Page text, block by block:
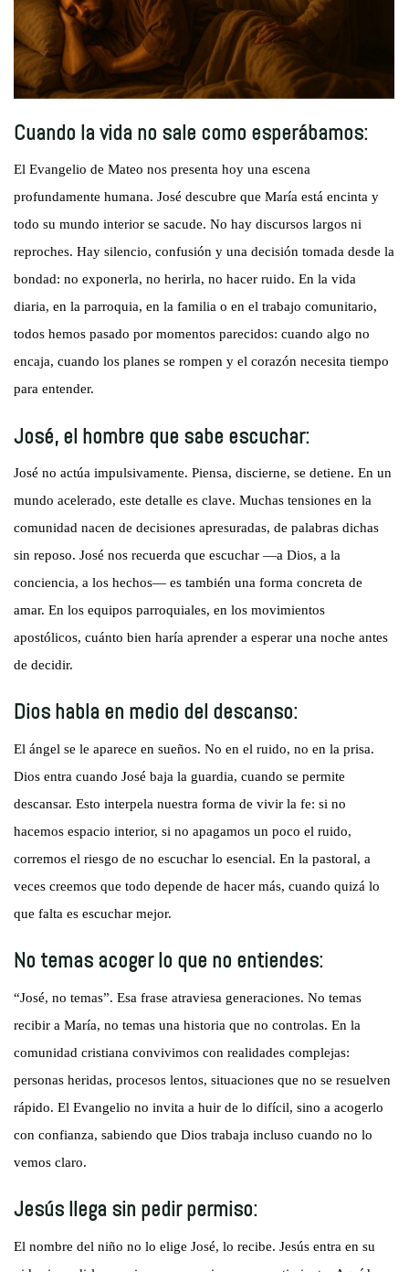
Cuando la vida no sale como esperábamos:
El Evangelio de Mateo nos presenta hoy una escena
profundamente humana. José descubre que María está encinta y
todo su mundo interior se sacude. No hay discursos largos ni
reproches. Hay silencio, confusión y una decisión tomada desde la
bondad: no exponerla, no herirla, no hacer ruido. En la vida
diaria, en la parroquia, en la familia o en el trabajo comunitario,
todos hemos pasado por momentos parecidos: cuando algo no
encaja, cuando los planes se rompen y el corazón necesita tiempo
para entender.
José, el hombre que sabe escuchar:
José no actúa impulsivamente. Piensa, discierne, se detiene. En un
mundo acelerado, este detalle es clave. Muchas tensiones en la
comunidad nacen de decisiones apresuradas, de palabras dichas
sin reposo. José nos recuerda que escuchar —a Dios, a la
conciencia, a los hechos— es también una forma concreta de
amar. En los equipos parroquiales, en los movimientos
apostólicos, cuánto bien haría aprender a esperar una noche antes
de decidir.
Dios habla en medio del descanso:
El ángel se le aparece en sueños. No en el ruido, no en la prisa.
Dios entra cuando José baja la guardia, cuando se permite
descansar. Esto interpela nuestra forma de vivir la fe: si no
hacemos espacio interior, si no apagamos un poco el ruido,
corremos el riesgo de no escuchar lo esencial. En la pastoral, a
veces creemos que todo depende de hacer más, cuando quizá lo
que falta es escuchar mejor.
No temas acoger lo que no entiendes:
“José, no temas”. Esa frase atraviesa generaciones. No temas
recibir a María, no temas una historia que no controlas. En la
comunidad cristiana convivimos con realidades complejas:
personas heridas, procesos lentos, situaciones que no se resuelven
rápido. El Evangelio no invita a huir de lo difícil, sino a acogerlo
con confianza, sabiendo que Dios trabaja incluso cuando no lo
vemos claro.
Jesús llega sin pedir permiso:
El nombre del niño no lo elige José, lo recibe. Jesús entra en su